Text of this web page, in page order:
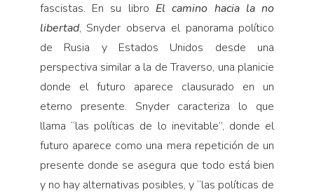
fascistas. En su libro El camino hacia la no
libertad, Snyder observa el panorama polí­tico
de Rusia y Estados Unidos desde una
perspectiva similar a la de Traverso, una planicie
donde el futuro aparece clausurado en un
eterno presente. Snyder caracteriza lo que
llama “las políticas de lo inevitable”, donde el
futuro aparece como una mera repetición de un
presente donde se asegura que todo está bien
y no hay alternativas posibles, y “las políticas de